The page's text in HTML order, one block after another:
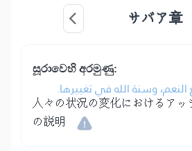
サバア章
සූරාවෙහි අරමුණු:
النعم، وسنة الله في تغييرها.
人々の状況の変化におけるア
の説明